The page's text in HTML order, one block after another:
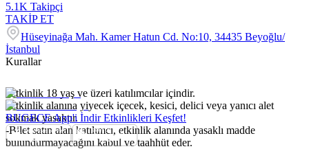
5.1K Takipçi
TAKİP ET
Hüseyinağa Mah. Kamer Hatun Cd. No:10, 34435 Beyoğlu/
İstanbul
Kurallar
-Etkinlik 18 yaş ve üzeri katılımcılar içindir.
-Etkinlik alanına yiyecek içecek, kesici, delici veya yanıcı alet
sokmak yasaktır.
-Bilet satın alan katılımcı, etkinlik alanında yasaklı madde
bulundurmayacağını kabul ve taahhüt eder.
BUGECE App'i İndir Etkinlikleri Keşfet!